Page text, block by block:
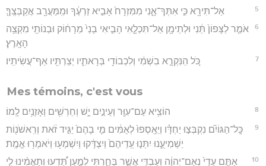
5 אַל־תִּירָ֖א כִּ֣י אִתְּךָ־אָ֑נִי מִמִּזְרָח֙ אָבִ֣יא זַרְעֶ֔ךָ וּמִֽמַּעֲרָ֖ב אֲקַבְּצֶֽךָּ׃
6
אֹמַ֤ר לַצָּפוֹן֙ תֵּ֔נִי וּלְתֵימָ֖ן אַל־תִּכְלָ֑אִי הָבִ֤יאִי בָנַי֙ מֵרָח֔וֹק וּבְנוֹתַ֖י מִקְצֵ֥ה
הָאָֽרֶץ׃
7 כֹּ֚ל הַנִּקְרָ֣א בִשְׁמִ֔י וְלִכְבוֹדִ֖י בְּרָאתִ֑יו יְצַרְתִּ֖יו אַף־עֲשִׂיתִֽיו׃
Mes témoins, c'est vous
8 הוֹצִ֥יא עַם־עִוֵּ֖ר וְעֵינַ֣יִם יֵ֑שׁ וְחֵרְשִׁ֖ים וְאָזְנַ֥יִם לָֽמוֹ׃
9
כָּֽל־הַגּוֹיִ֞ם נִקְבְּצ֣וּ יַחְדָּ֗ו וְיֵאָֽסְפוּ֙ לְאֻמִּ֔ים מִ֤י בָהֶם֙ יַגִּ֣יד זֹ֔את וְרִֽאשֹׁנ֖וֹת
יַשְׁמִיעֻ֑נוּ יִתְּנ֤וּ עֵֽדֵיהֶם֙ וְיִצְדָּ֔קוּ וְיִשְׁמְע֖וּ וְיֹאמְר֥וּ אֱמֶֽת׃
10 אַתֶּ֤ם עֵדַי֙ נְאֻם־יְהוָ֔ה וְעַבְדִּ֖י אֲשֶׁ֣ר בָּחָ֑רְתִּי לְמַ֣עַן תֵּ֠דְעוּ וְתַאֲמִ֨ינוּ לִ֤י